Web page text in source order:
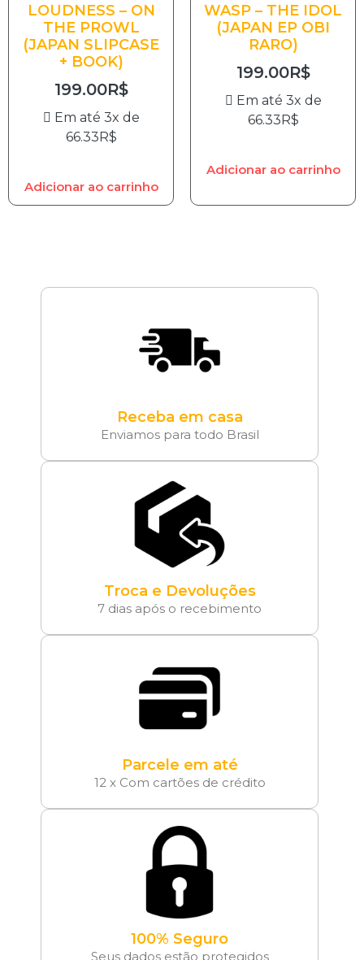
LOUDNESS – ON
THE PROWL
(JAPAN SLIPCASE
+ BOOK)
199.00R$
Em até 3x de
66.33R$
Adicionar ao carrinho
WASP – THE IDOL
(JAPAN EP OBI
RARO)
199.00R$
Em até 3x de
66.33R$
Adicionar ao carrinho
Receba em casa
Enviamos para todo Brasil
Troca e Devoluções
7 dias após o recebimento
Parcele em até
12 x Com cartões de crédito
100% Seguro
Seus dados estão protegidos